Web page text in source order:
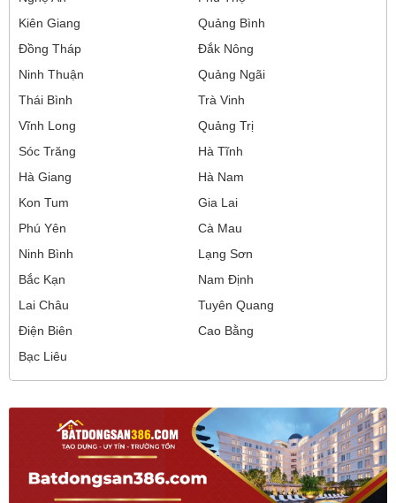
Kiên Giang
Quảng Bình
Đồng Tháp
Đắk Nông
Ninh Thuận
Quảng Ngãi
Thái Bình
Trà Vinh
Vĩnh Long
Quảng Trị
Sóc Trăng
Hà Tĩnh
Hà Giang
Hà Nam
Kon Tum
Gia Lai
Phú Yên
Cà Mau
Ninh Bình
Lạng Sơn
Bắc Kạn
Nam Định
Lai Châu
Tuyên Quang
Điện Biên
Cao Bằng
Bạc Liêu